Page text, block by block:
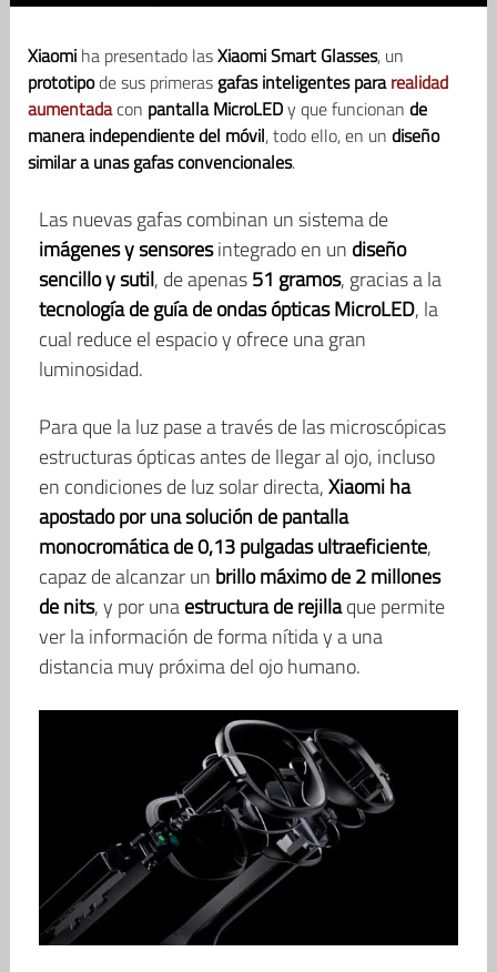
Xiaomi ha presentado lasXiaomi Smart Glasses, un
prototipode sus primeras gafas inteligentes pararealidad
aumentadacon pantalla MicroLEDy que funcionan de
manera independiente del móvil, todo ello, en un diseño
similar a unas gafas convencionales.
Las nuevas gafas combinan un sistema de
imágenes y sensoresintegrado en un diseño
sencillo y sutil, de apenas51 gramos, gracias a la
tecnología de guía de ondas ópticas MicroLED, la
cual reduce el espacio y ofrece una gran
luminosidad.
Para que la luz pase a través de las microscópicas
estructuras ópticas antes de llegar al ojo, incluso
en condiciones de luz solar directa,Xiaomi ha
apostado por una solución de pantalla
monocromática de 0,13 pulgadas ultraeficiente,
capaz de alcanzar un brillo máximo de 2 millones
de nits, y por unaestructura de rejillaque permite
ver la información de forma nítida y a una
distancia muy próxima del ojo humano.